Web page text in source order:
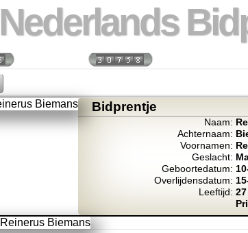
Nederlands
Bidprentje
Naam:
Achternaam:
Voornamen:
Geslacht:
Geboortedatum:
Overlijdensdatum:
Leeftijd: